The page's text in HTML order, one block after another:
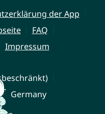
der App
FAQ
Impressum
Germany